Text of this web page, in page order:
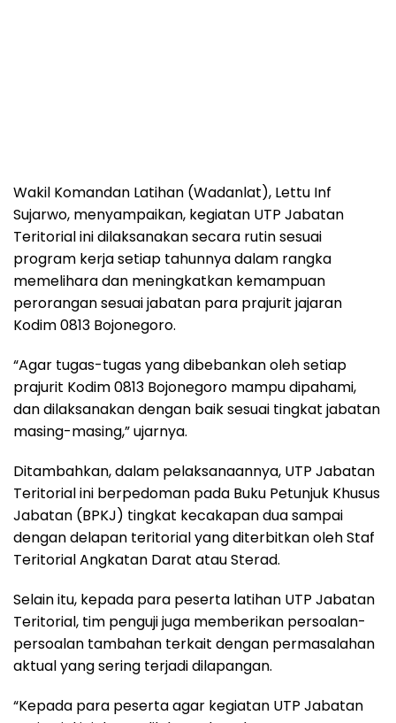
Wakil Komandan Latihan (Wadanlat), Lettu Inf
Sujarwo, menyampaikan, kegiatan UTP Jabatan
Teritorial ini dilaksanakan secara rutin sesuai
program kerja setiap tahunnya dalam rangka
memelihara dan meningkatkan kemampuan
perorangan sesuai jabatan para prajurit jajaran
Kodim 0813 Bojonegoro.
“Agar tugas-tugas yang dibebankan oleh setiap
prajurit Kodim 0813 Bojonegoro mampu dipahami,
dan dilaksanakan dengan baik sesuai tingkat jabatan
masing-masing,” ujarnya.
Ditambahkan, dalam pelaksanaannya, UTP Jabatan
Teritorial ini berpedoman pada Buku Petunjuk Khusus
Jabatan (BPKJ) tingkat kecakapan dua sampai
dengan delapan teritorial yang diterbitkan oleh Staf
Teritorial Angkatan Darat atau Sterad.
Selain itu, kepada para peserta latihan UTP Jabatan
Teritorial, tim penguji juga memberikan persoalan-
persoalan tambahan terkait dengan permasalahan
aktual yang sering terjadi dilapangan.
“Kepada para peserta agar kegiatan UTP Jabatan